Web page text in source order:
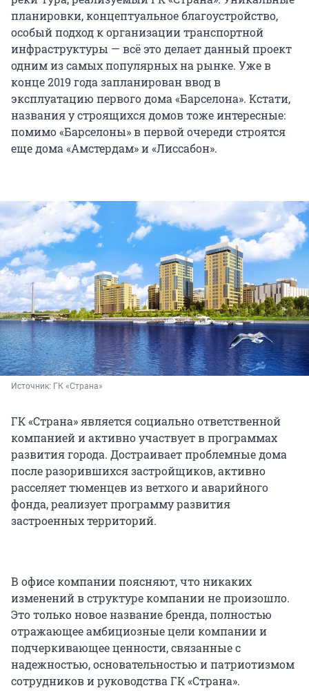
планировки, концептуальное благоустройство,
особый подход к организации транспортной
инфраструктуры — всё это делает данный проект
одним из самых популярных на рынке. Уже в
конце 2019 года запланирован ввод в
эксплуатацию первого дома «Барселона». Кстати,
названия у строящихся домов тоже интересные:
помимо «Барселоны» в первой очереди строятся
еще дома «Амстердам» и «Лиссабон».
Источник: ГК «Страна»
ГК «Страна» является социально ответственной
компанией и активно участвует в программах
развития города. Достраивает проблемные дома
после разорившихся застройщиков, активно
расселяет тюменцев из ветхого и аварийного
фонда, реализует программу развития
застроенных территорий.
В офисе компании поясняют, что никаких
изменений в структуре компании не произошло.
Это только новое название бренда, полностью
отражающее амбициозные цели компании и
подчеркивающее ценности, связанные с
надежностью, основательностью и патриотизмом
сотрудников и руководства ГК «Страна».